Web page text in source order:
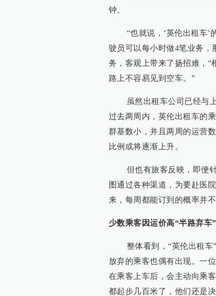
钟。
“也就说，‘英伦出租车’的
驶员可以每小时做4笔业务，
务，客观上带来了扬招难，“
路上不容易见到空车。”
虽然出租车公司已经与上
过去两周内，英伦出租车的
群基数小，并且两周的运营
比例或将逐渐上升。
但也有旅客反映，即便针
图通过各种渠道，为要赴医
来，每周都能订到的概率并
少数乘客因运价高“半路弃车”
整体看到，“英伦出租车”
放弃的乘客也偶有出现。一
在乘客上车后，会主动向乘
都起步几百米了，他们还是